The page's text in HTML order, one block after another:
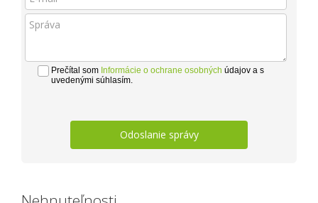
Prečítal som Informácie o ochrane osobných údajov a s
uvedenými súhlasím.
Odoslanie správy